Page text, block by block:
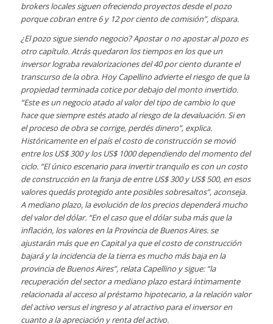
brokers locales siguen ofreciendo proyectos desde el pozo
porque cobran entre 6 y 12 por ciento de comisión”, dispara.
¿El pozo sigue siendo negocio? Apostar o no apostar al pozo es
otro capítulo. Atrás quedaron los tiempos en los que un
inversor lograba revalorizaciones del 40 por ciento durante el
transcurso de la obra. Hoy Capellino advierte el riesgo de que la
propiedad terminada cotice por debajo del monto invertido.
“Este es un negocio atado al valor del tipo de cambio lo que
hace que siempre estés atado al riesgo de la devaluación. Si en
el proceso de obra se corrige, perdés dinero”, explica.
Históricamente en el país el costo de construcción se movió
entre los US$ 300 y los US$ 1000 dependiendo del momento del
ciclo. “El único escenario para invertir tranquilo es con un costo
de construcción en la franja de entre US$ 300 y US$ 500, en esos
valores quedás protegido ante posibles sobresaltos”, aconseja.
A mediano plazo, la evolución de los precios dependerá mucho
del valor del dólar. “En el caso que el dólar suba más que la
inflación, los valores en la Provincia de Buenos Aires. se
ajustarán más que en Capital ya que el costo de construcción
bajará y la incidencia de la tierra es mucho más baja en la
provincia de Buenos Aires”, relata Capellino y sigue: “la
recuperación del sector a mediano plazo estará íntimamente
relacionada al acceso al préstamo hipotecario, a la relación valor
del activo versus el ingreso y al atractivo para el inversor en
cuanto a la apreciación y renta del activo.